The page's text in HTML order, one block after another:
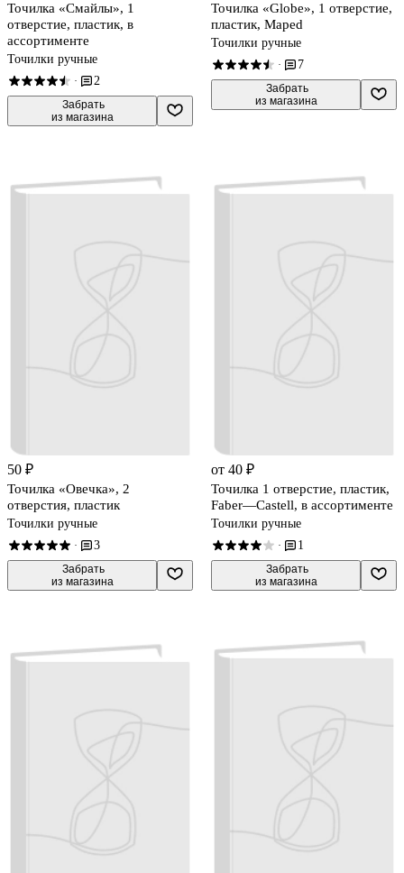
Точилка «Смайлы», 1
отверстие, пластик, в
ассортименте
Точилки ручные
· 2
Забрать
из магазина
Точилка «Globe», 1 отверстие,
пластик, Maped
Точилки ручные
· 7
Забрать
из магазина
50 ₽
Точилка «Овечка», 2
отверстия, пластик
Точилки ручные
· 3
Забрать
из магазина
от 40 ₽
Точилка 1 отверстие, пластик,
Faber—Castell, в ассортименте
Точилки ручные
· 1
Забрать
из магазина